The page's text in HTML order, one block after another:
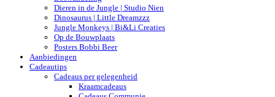
Dieren in de Jungle | Studio Nien
Dinosaurus | Little Dreamzzz
Jungle Monkeys | Bi&Li Creaties
Op de Bouwplaats
Posters Bobbi Beer
Aanbiedingen
Cadeautips
Cadeaus per gelegenheid
Kraamcadeaus